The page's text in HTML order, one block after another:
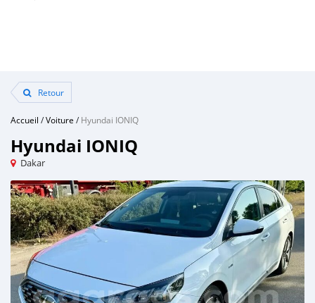
Retour
Accueil /Voiture /Hyundai IONIQ
Hyundai IONIQ
Dakar